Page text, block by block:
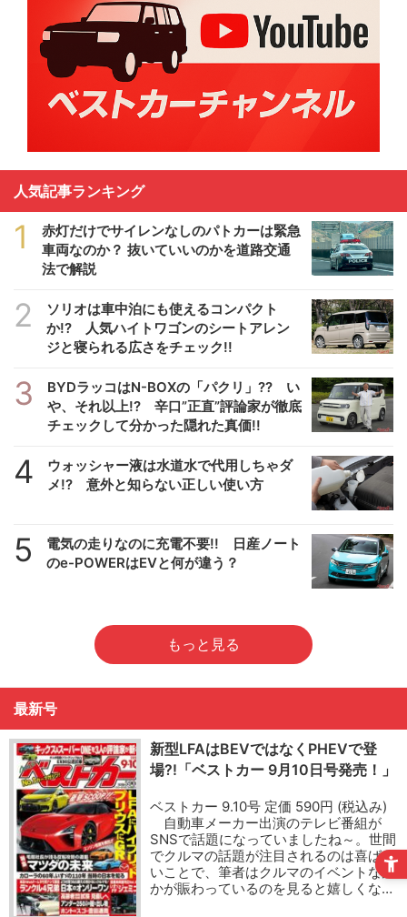
人気記事ランキング
1
赤灯だけでサイレンなしのパトカーは緊急
車両なのか？ 抜いていいのかを道路交通
法で解説
2
ソリオは車中泊にも使えるコンパクト
か!? 人気ハイトワゴンのシートアレン
ジと寝られる広さをチェック!!
3
BYDラッコはN-BOXの「パクリ」?? い
や、それ以上!? 辛口”正直”評論家が徹底
チェックして分かった隠れた真価!!
4
ウォッシャー液は水道水で代用しちゃダ
メ!? 意外と知らない正しい使い方
5
電気の走りなのに充電不要!! 日産ノート
のe-POWERはEVと何が違う？
もっと見る
最新号
新型LFAはBEVではなくPHEVで登
場?!「ベストカー 9月10日号発売！」
ベストカー 9.10号 定価 590円 (税込み)
自動車メーカー出演のテレビ番組が
SNSで話題になっていましたね～。世間
でクルマの話題が注目されるのは喜ばし
いことで、筆者はクルマのイベントなん
かが賑わっているのを見ると嬉しくな…